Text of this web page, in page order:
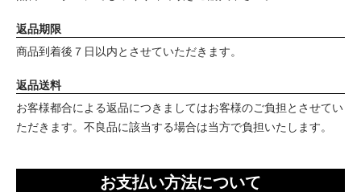
返品期限
商品到着後７日以内とさせていただきます。
返品送料
お客様都合による返品につきましてはお客様のご負担とさせてい
ただきます。不良品に該当する場合は当方で負担いたします。
お支払い方法について